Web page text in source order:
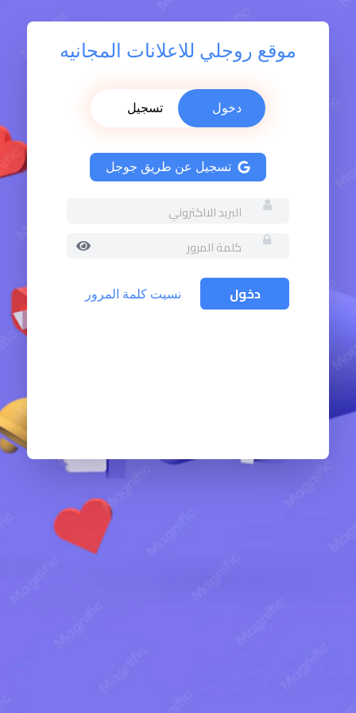
موقع روجلي للاعلانات المجانيه
دخول تسجيل
تسجيل عن طريق جوجل
نسيت كلمة المرور